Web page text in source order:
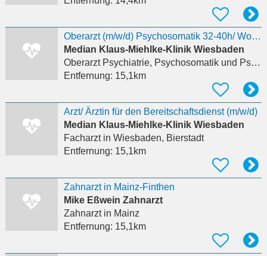
Oberarzt (m/w/d) Psychosomatik 32-40h/ Woche
Median Klaus-Miehlke-Klinik Wiesbaden
Oberarzt Psychiatrie, Psychosomatik und Psychotherapie
Entfernung: 15,1km
Arzt/ Ärztin für den Bereitschaftsdienst (m/w/d)
Median Klaus-Miehlke-Klinik Wiesbaden
Facharztin Wiesbaden, Bierstadt
Entfernung: 15,1km
Zahnarzt in Mainz-Finthen
Mike Eßwein Zahnarzt
Zahnarztin Mainz
Entfernung: 15,1km